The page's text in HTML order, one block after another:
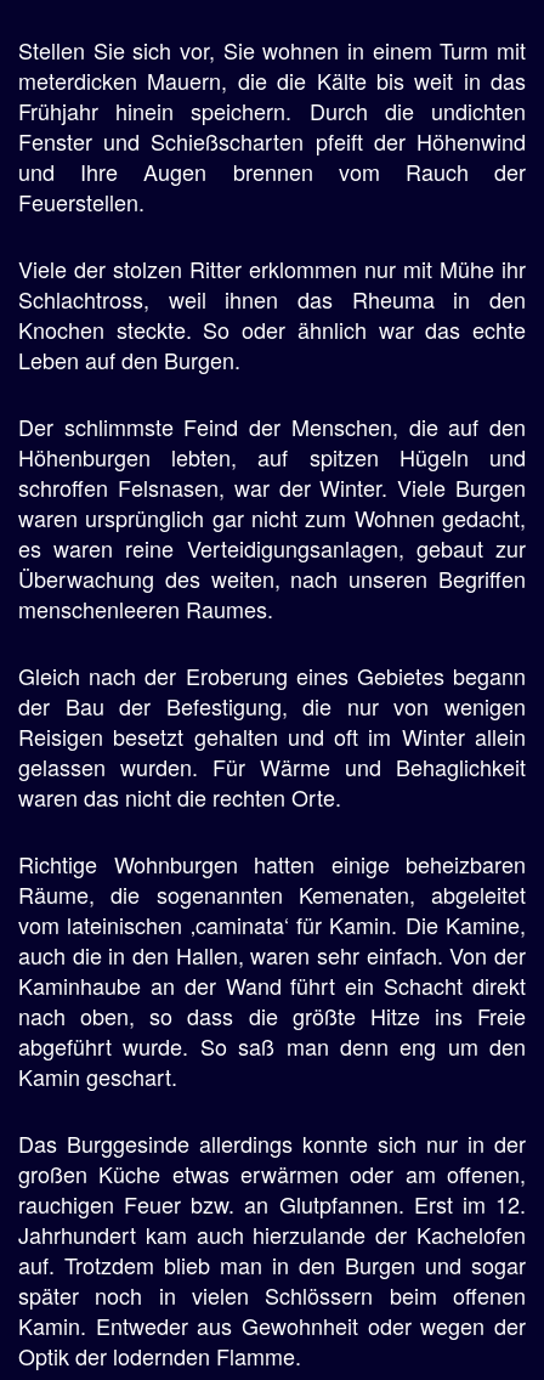
Stellen Sie sich vor, Sie wohnen in einem Turm mit
meterdicken Mauern, die die Kälte bis weit in das
Frühjahr hinein speichern. Durch die undichten
Fenster und Schießscharten pfeift der Höhenwind
und Ihre Augen brennen vom Rauch der
Feuerstellen.
Viele der stolzen Ritter erklommen nur mit Mühe ihr
Schlachtross, weil ihnen das Rheuma in den
Knochen steckte. So oder ähnlich war das echte
Leben auf den Burgen.
Der schlimmste Feind der Menschen, die auf den
Höhenburgen lebten, auf spitzen Hügeln und
schroffen Felsnasen, war der Winter. Viele Burgen
waren ursprünglich gar nicht zum Wohnen gedacht,
es waren reine Verteidigungsanlagen, gebaut zur
Überwachung des weiten, nach unseren Begriffen
menschenleeren Raumes.
Gleich nach der Eroberung eines Gebietes begann
der Bau der Befestigung, die nur von wenigen
Reisigen besetzt gehalten und oft im Winter allein
gelassen wurden. Für Wärme und Behaglichkeit
waren das nicht die rechten Orte.
Richtige Wohnburgen hatten einige beheizbaren
Räume, die sogenannten Kemenaten, abgeleitet
vom lateinischen ‚caminata‘ für Kamin. Die Kamine,
auch die in den Hallen, waren sehr einfach. Von der
Kaminhaube an der Wand führt ein Schacht direkt
nach oben, so dass die größte Hitze ins Freie
abgeführt wurde. So saß man denn eng um den
Kamin geschart.
Das Burggesinde allerdings konnte sich nur in der
großen Küche etwas erwärmen oder am offenen,
rauchigen Feuer bzw. an Glutpfannen. Erst im 12.
Jahrhundert kam auch hierzulande der Kachelofen
auf. Trotzdem blieb man in den Burgen und sogar
später noch in vielen Schlössern beim offenen
Kamin. Entweder aus Gewohnheit oder wegen der
Optik der lodernden Flamme.